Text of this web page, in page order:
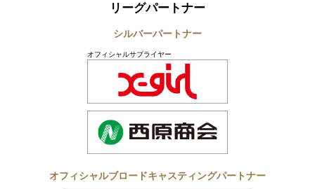
リーグパートナー
シルバーパートナー
オフィシャルサプライヤー
オフィシャルブロードキャスティングパートナー